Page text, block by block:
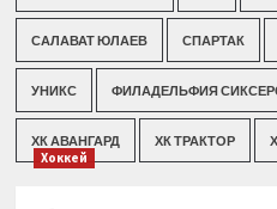
САЛАВАТ ЮЛАЕВ СПАРТАК
УНИКС ФИЛАДЕЛЬФИЯ
ХК АВАНГАРД ХК ТРАКТОР
Хоккей